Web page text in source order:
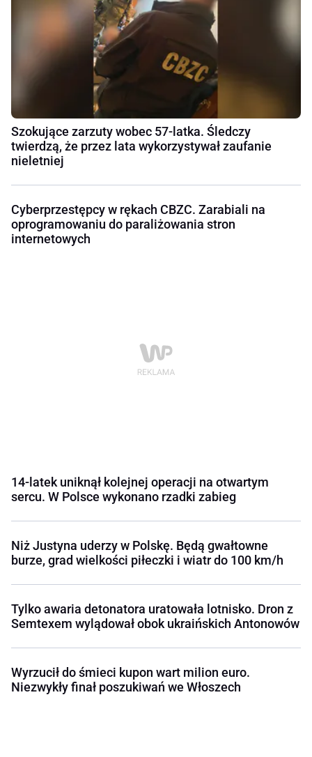
Szokujące zarzuty wobec 57-latka. Śledczy
twierdzą, że przez lata wykorzystywał zaufanie
nieletniej
Cyberprzestępcy w rękach CBZC. Zarabiali na
oprogramowaniu do paraliżowania stron
internetowych
14-latek uniknął kolejnej operacji na otwartym
sercu. W Polsce wykonano rzadki zabieg
Niż Justyna uderzy w Polskę. Będą gwałtowne
burze, grad wielkości piłeczki i wiatr do 100 km/h
Tylko awaria detonatora uratowała lotnisko. Dron z
Semtexem wylądował obok ukraińskich Antonowów
Wyrzucił do śmieci kupon wart milion euro.
Niezwykły finał poszukiwań we Włoszech